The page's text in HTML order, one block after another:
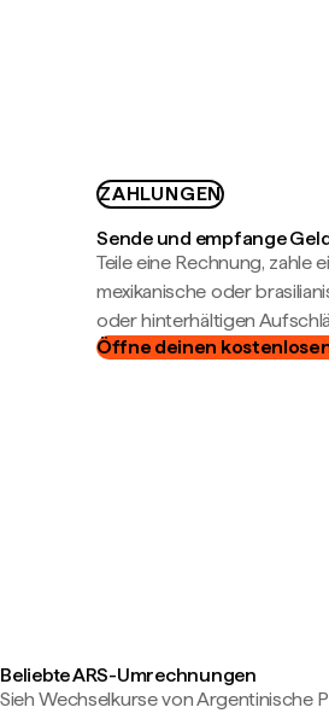
ZAHLUNGEN
Sende und empfange
Teile eine Rechnung, zahle
mexikanische oder
oder hinterhältigen
Öffne deinen
Beliebte ARS-Umrechnungen
Sieh Wechselkurse von Argentinische